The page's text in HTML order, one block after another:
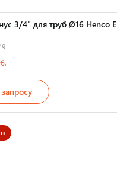
3/4" для труб Ø16 Henco